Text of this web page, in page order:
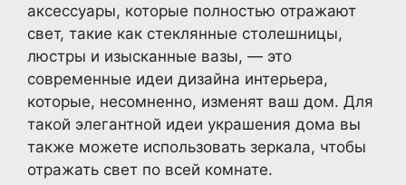
аксессуары, которые полностью отражают
свет, такие как стеклянные столешницы,
люстры и изысканные вазы, — это
современные идеи дизайна интерьера,
которые, несомненно, изменят ваш дом. Для
такой элегантной идеи украшения дома вы
также можете использовать зеркала, чтобы
отражать свет по всей комнате.